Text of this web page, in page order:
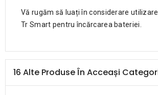
Vă rugăm să luați în considerare
Tr Smart pentru încărcarea bateriei.
16 Alte Produse În Acceași